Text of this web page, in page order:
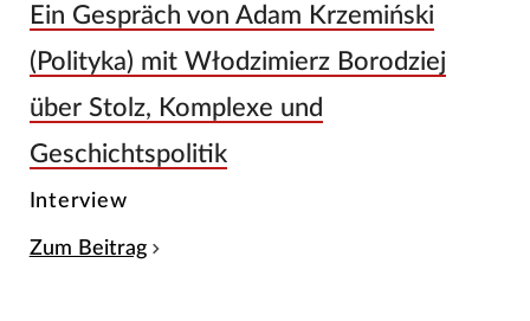
Ein Gespräch von Adam Krzemiński
(Polityka) mit Włodzimierz Borodziej
über Stolz, Komplexe und
Geschichtspolitik
Interview
Zum Beitrag